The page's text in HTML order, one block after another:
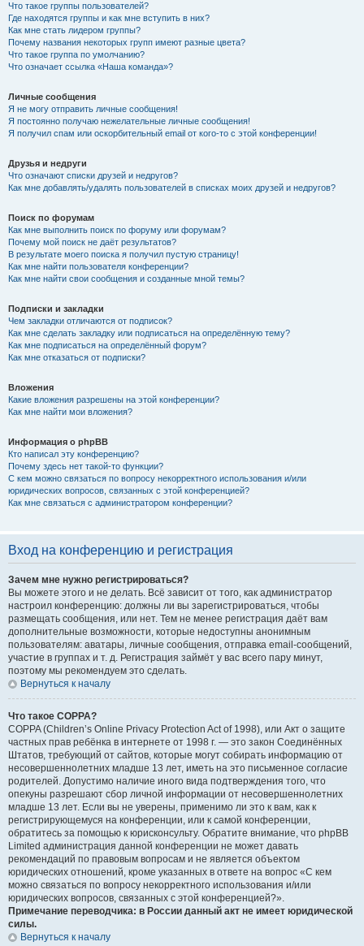
Что такое группы пользователей?
Где находятся группы и как мне вступить в них?
Как мне стать лидером группы?
Почему названия некоторых групп имеют разные цвета?
Что такое группа по умолчанию?
Что означает ссылка «Наша команда»?
Личные сообщения
Я не могу отправить личные сообщения!
Я постоянно получаю нежелательные личные сообщения!
Я получил спам или оскорбительный email от кого-то с этой конференции!
Друзья и недруги
Что означают списки друзей и недругов?
Как мне добавлять/удалять пользователей в списках моих друзей и недругов?
Поиск по форумам
Как мне выполнить поиск по форуму или форумам?
Почему мой поиск не даёт результатов?
В результате моего поиска я получил пустую страницу!
Как мне найти пользователя конференции?
Как мне найти свои сообщения и созданные мной темы?
Подписки и закладки
Чем закладки отличаются от подписок?
Как мне сделать закладку или подписаться на определённую тему?
Как мне подписаться на определённый форум?
Как мне отказаться от подписки?
Вложения
Какие вложения разрешены на этой конференции?
Как мне найти мои вложения?
Информация о phpBB
Кто написал эту конференцию?
Почему здесь нет такой-то функции?
С кем можно связаться по вопросу некорректного использования и/или
юридических вопросов, связанных с этой конференцией?
Как мне связаться с администратором конференции?
Вход на конференцию и регистрация
Зачем мне нужно регистрироваться?
Вы можете этого и не делать. Всё зависит от того, как администратор
настроил конференцию: должны ли вы зарегистрироваться, чтобы
размещать сообщения, или нет. Тем не менее регистрация даёт вам
дополнительные возможности, которые недоступны анонимным
пользователям: аватары, личные сообщения, отправка email-сообщений,
участие в группах и т. д. Регистрация займёт у вас всего пару минут,
поэтому мы рекомендуем это сделать.
Вернуться к началу
Что такое COPPA?
COPPA (Children’s Online Privacy Protection Act of 1998), или Акт о защите
частных прав ребёнка в интернете от 1998 г. — это закон Соединённых
Штатов, требующий от сайтов, которые могут собирать информацию от
несовершеннолетних младше 13 лет, иметь на это письменное согласие
родителей. Допустимо наличие иного вида подтверждения того, что
опекуны разрешают сбор личной информации от несовершеннолетних
младше 13 лет. Если вы не уверены, применимо ли это к вам, как к
регистрирующемуся на конференции, или к самой конференции,
обратитесь за помощью к юрисконсульту. Обратите внимание, что phpBB
Limited администрация данной конференции не может давать
рекомендаций по правовым вопросам и не является объектом
юридических отношений, кроме указанных в ответе на вопрос «С кем
можно связаться по вопросу некорректного использования и/или
юридических вопросов, связанных с этой конференцией?».
Примечание переводчика: в России данный акт не имеет юридической
силы.
Вернуться к началу